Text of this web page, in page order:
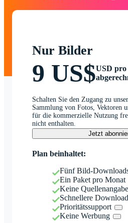
Nur Bilder
9 US$USD
Schalten Sie den Zugang zu
Sammlung von Fotos, Vektoren
für die kommerzielle Nutzung
nicht enthalten.
Jetzt
Plan beinhaltet:
Fünf Bild-
Ein Paket pro Monat
Keine
Schnellere
Prioritätssupport
Keine Werbung